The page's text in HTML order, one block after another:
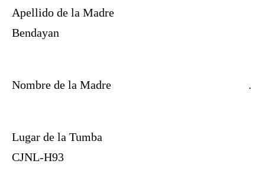
Apellido de la Madre
Bendayan
Nombre de la Madre .
Lugar de la Tumba
CJNL-H93